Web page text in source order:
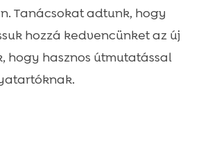
Tanácsokat adtunk, hogy
hozzá kedvencünket az új
hogy hasznos útmutatással